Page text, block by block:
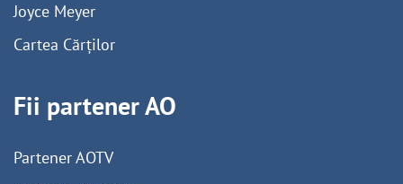
Joyce Meyer
Cartea Cărților
Fii partener AO
Partener AOTV